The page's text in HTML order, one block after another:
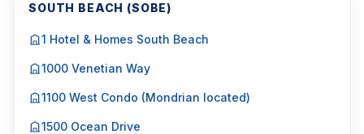
SOUTH BEACH (SOBE)
1 Hotel & Homes South Beach
1000 Venetian Way
1100 West Condo (Mondrian located)
1500 Ocean Drive